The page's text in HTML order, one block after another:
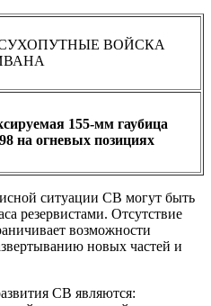
155-мм гаубица
на огневых позициях
ситуации СВ могут быть
резервистами. Отсутствие
возможности
новых частей и
СВ являются: